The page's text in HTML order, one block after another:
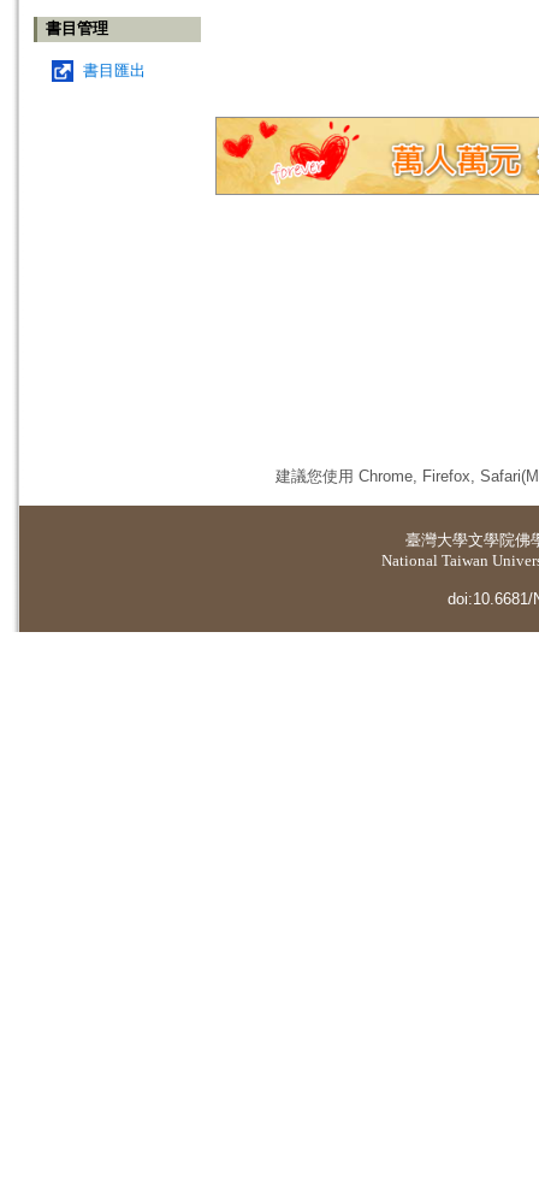
書目管理
書目匯出
建議您使用 Chrome, Firefox,
臺灣大學文學院佛
National Taiwan
doi:10.6681/